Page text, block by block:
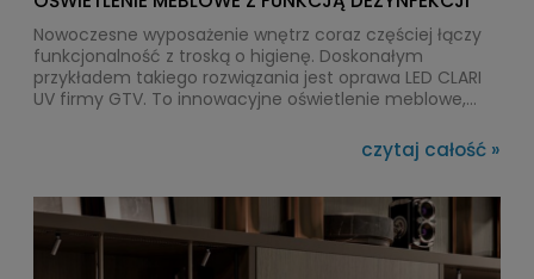
Nowoczesne wyposażenie wnętrz coraz częściej łączy
funkcjonalność z troską o higienę. Doskonałym
przykładem takiego rozwiązania jest oprawa LED CLARI
UV firmy GTV. To innowacyjne oświetlenie meblowe,
również automatycznie dezynfekuje ich zawartość za
pomocą światła UVC. Dzięki temu użytkownicy mogą
stosowania środków chemicznych.
czytaj całość »